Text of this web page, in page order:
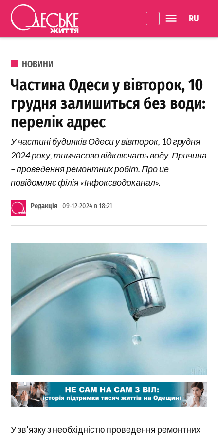
Перейти до вмісту
Життя
ОПУБЛІКОВАНО В
НОВИНИ
Частина Одеси у вівторок, 10
грудня залишиться без води:
перелік адрес
У частині будинків Одеси у вівторок, 10 грудня
2024 року, тимчасово відключать воду. Причина
– проведення ремонтних робіт. Про це
повідомляє філія «Інфоксводоканал».
Редакція 09-12-2024 в 18:21
У зв’язку з необхідністю проведення ремонтних